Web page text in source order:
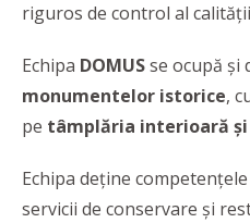
riguros de control al
Echipa DOMUSse ocupă și
monumentelor istorice,
pe tâmplăria interioară
Echipa deține
servicii de conservare și